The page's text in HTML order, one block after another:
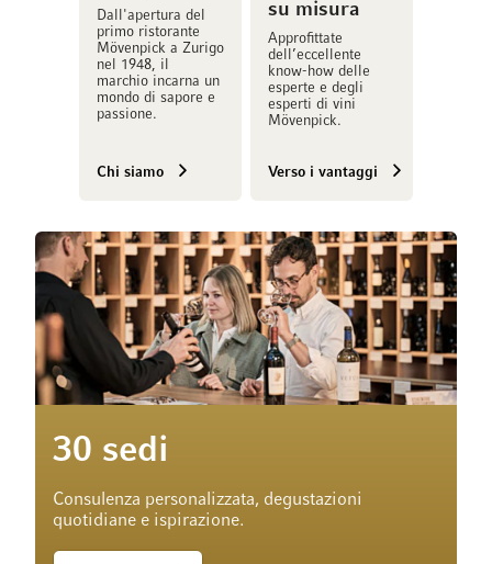
Dall'apertura del
primo ristorante
Mövenpick a Zurigo
nel 1948, il
marchio incarna un
mondo di sapore e
passione.
Chi siamo
su misura
Approfittate
dell’eccellente
know-how delle
esperte e degli
esperti di vini
Mövenpick.
Verso i vantaggi
30 sedi
Consulenza personalizzata, degustazioni
quotidiane e ispirazione.